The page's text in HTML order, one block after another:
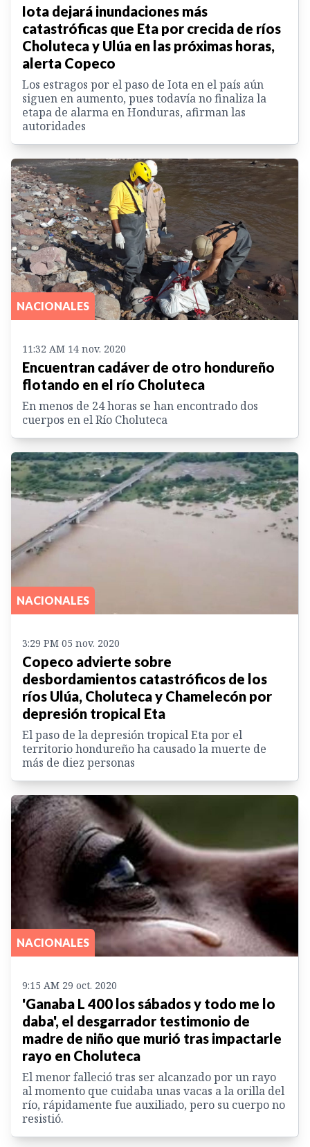
Iota dejará inundaciones más
catastróficas que Eta por crecida de ríos
Choluteca y Ulúa en las próximas horas,
alerta Copeco
Los estragos por el paso de Iota en el país aún
siguen en aumento, pues todavía no finaliza la
etapa de alarma en Honduras, afirman las
autoridades
NACIONALES
11:32 AM 14 nov. 2020
Encuentran cadáver de otro hondureño
flotando en el río Choluteca
En menos de 24 horas se han encontrado dos
cuerpos en el Río Choluteca
NACIONALES
3:29 PM 05 nov. 2020
Copeco advierte sobre
desbordamientos catastróficos de los
ríos Ulúa, Choluteca y Chamelecón por
depresión tropical Eta
El paso de la depresión tropical Eta por el
territorio hondureño ha causado la muerte de
más de diez personas
NACIONALES
9:15 AM 29 oct. 2020
'Ganaba L 400 los sábados y todo me lo
daba', el desgarrador testimonio de
madre de niño que murió tras impactarle
rayo en Choluteca
El menor falleció tras ser alcanzado por un rayo
al momento que cuidaba unas vacas a la orilla del
río, rápidamente fue auxiliado, pero su cuerpo no
resistió.